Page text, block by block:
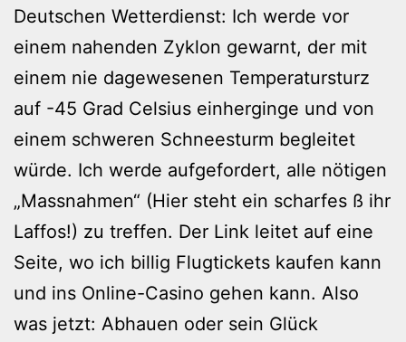
Deutschen Wetterdienst: Ich werde vor
einem nahenden Zyklon gewarnt, der mit
einem nie dagewesenen Temperatursturz
auf -45 Grad Celsius einherginge und von
einem schweren Schneesturm begleitet
würde. Ich werde aufgefordert, alle nötigen
„Massnahmen“ (Hier steht ein scharfes ß ihr
Laffos!) zu treffen. Der Link leitet auf eine
Seite, wo ich billig Flugtickets kaufen kann
und ins Online-Casino gehen kann. Also
was jetzt: Abhauen oder sein Glück